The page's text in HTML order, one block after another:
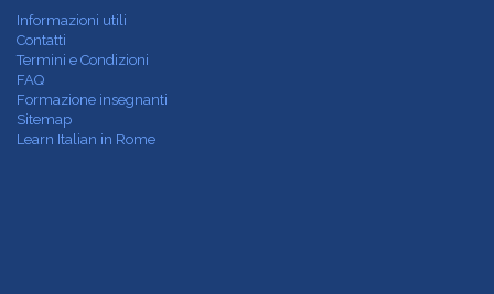
Informazioni utili
Contatti
Termini e Condizioni
FAQ
Formazione insegnanti
Sitemap
Learn Italian in Rome